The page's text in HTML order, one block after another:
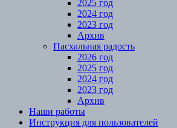
2025 год
2024 год
2023 год
Архив
Пасхальная радость
2026 год
2025 год
2024 год
2023 год
Архив
Наши работы
Инструкция для пользователей